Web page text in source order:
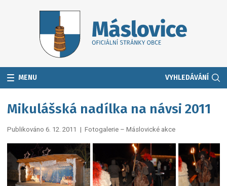
MENU VYHLEDÁVÁNÍ
Mikulášská nadílka na návsi 2011
Publikováno 6. 12. 2011 | Fotogalerie – Máslovické akce